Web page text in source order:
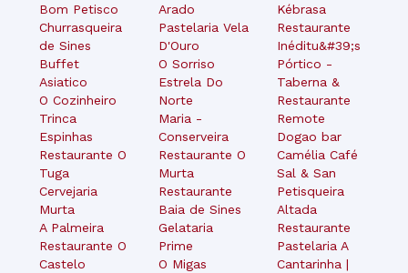
Bom Petisco
Churrasqueira
de Sines
Buffet
Asiatico
O Cozinheiro
Trinca
Espinhas
Restaurante O
Tuga
Cervejaria
Murta
A Palmeira
Restaurante O
Castelo
Arado
Pastelaria Vela
D'Ouro
O Sorriso
Estrela Do
Norte
Maria -
Conserveira
Restaurante O
Murta
Restaurante
Baia de Sines
Gelataria
Prime
O Migas
Kébrasa
Restaurante
Inéditu&#39;s
Pórtico -
Taberna &
Restaurante
Remote
Dogao bar
Camélia Café
Sal & San
Petisqueira
Altada
Restaurante
Pastelaria A
Cantarinha |